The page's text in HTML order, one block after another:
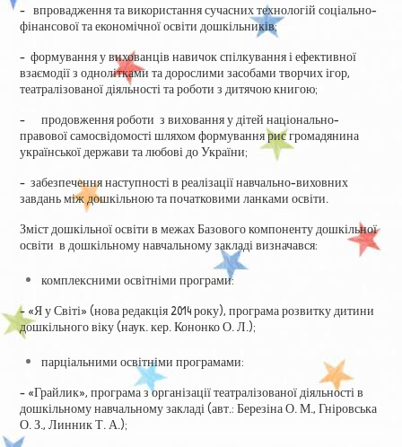
– впровадження та використання сучасних технологій соціально-
фінансової та економічної освіти дошкільників;
– формування у вихованців навичок спілкування і ефективної
взаємодії з однолітками та дорослими засобами творчих ігор,
театралізованої діяльності та роботи з дитячою книгою;
– продовження роботи з виховання у дітей національно-
правової самосвідомості шляхом формування рис громадянина
української держави та любові до України;
– забезпечення наступності в реалізації навчально-виховних
завдань між дошкільною та початковими ланками освіти.
Зміст дошкільної освіти в межах Базового компоненту дошкільної
освіти в дошкільному навчальному закладі визначався:
комплексними освітніми програми:
– «Я у Світі» (нова редакція 2014 року), програма розвитку дитини
дошкільного віку (наук. кер. Кононко О. Л.);
парціальними освітніми програмами:
– «Грайлик», програма з організації театралізованої діяльності в
дошкільному навчальному закладі (авт.: Березіна О. М., Гніровська
О. З., Линник Т. А.);